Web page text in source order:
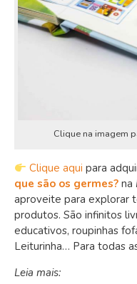
Clique na imagem
Clique aqui para
que são os germes? na
aproveite para explorar
produtos. São infinitos
educativos, roupinhas
Leiturinha… Para todas
Leia mais: